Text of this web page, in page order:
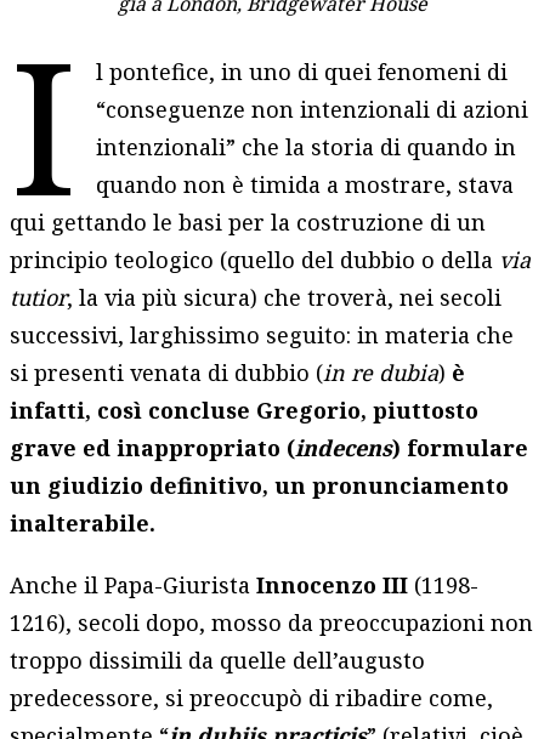
I
l pontefice, in uno di quei fenomeni di
“conseguenze non intenzionali di azioni
intenzionali” che la storia di quando in
quando non è timida a mostrare, stava
qui gettando le basi per la costruzione di un
principio teologico (quello del dubbio o della via
tutior, la via più sicura) che troverà, nei secoli
successivi, larghissimo seguito: in materia che
si presenti venata di dubbio (in re dubia) è
infatti, così concluse Gregorio, piuttosto
grave ed inappropriato (indecens) formulare
un giudizio definitivo, un pronunciamento
inalterabile.
Anche il Papa-Giurista Innocenzo III (1198-
1216), secoli dopo, mosso da preoccupazioni non
troppo dissimili da quelle dell’augusto
predecessore, si preoccupò di ribadire come,